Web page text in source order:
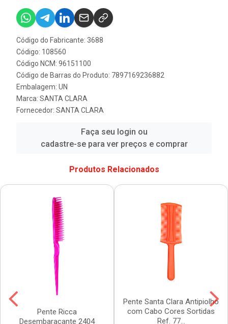
Código do Fabricante: 3688
Código: 108560
Código NCM: 96151100
Código de Barras do Produto: 7897169236882
Embalagem: UN
Marca: SANTA CLARA
Fornecedor: SANTA CLARA
Faça seu login ou
cadastre-se para ver preços e comprar
Produtos Relacionados
Pente Ricca
Desembaraçante 2404
Pente Santa Clara Antipiolho
com Cabo Cores Sortidas
Ref. 77...